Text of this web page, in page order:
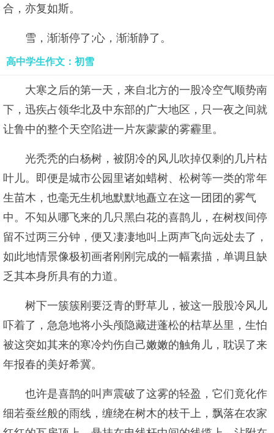
合，亦复如斯。
雪，渐渐停了;心，渐渐静了。
高中学生作文：初雪
大寒之后的第一天，来自北方的一股冷空气顺势南
下，迅疾占领华北及中东部的广大地区，只一夜之间就
让鲁中的整个天空陷进一片灰蒙蒙的雾霾里。
光秃秃的白杨树，被阴冷的风儿吹掉仅剩的几片枯
叶儿。即便是城市公园里诸如蜡树、松树等一类的常年
生苗木，也毫无生机地默默地矗立在这一团团的雾气
中。不知从哪飞来的几只黑白花的喜鹊儿，在树杈间停
留不过两三分钟，便又凄凄地叫上两声飞向远处去了，
如此地情景像极初画者刚刚完成的一幅素描，单调且缺
乏其本身所具有的力道。
树下一簇簇刚要泛青的野草儿，被这一股股冷风儿
吓着了，急急地将小头颅隐藏进蓬松的枯草丛里，生怕
被这突如其来的寒冷灼伤自己嫩嫩的触角儿，耽误了来
年报春的美好希冀。
也许是喜鹊的叫声震破了这雾的轻盈，它们竟化作
细若蚕丝般的雨线，缠绕在树木的枝干上，飘落在农家